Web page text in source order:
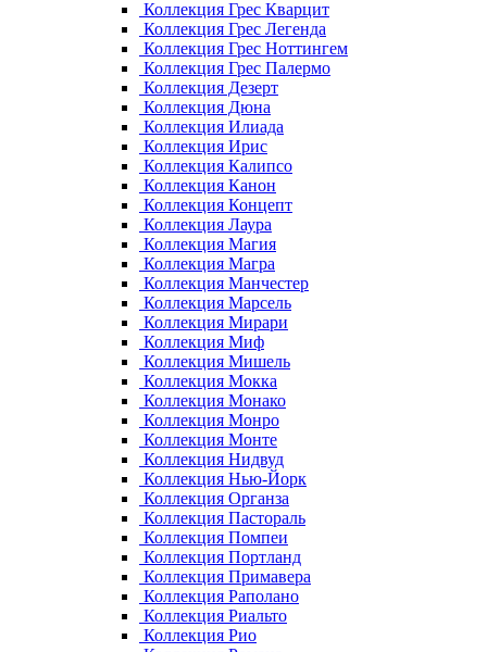
Коллекция Грес Кварцит
Коллекция Грес Легенда
Коллекция Грес Ноттингем
Коллекция Грес Палермо
Коллекция Дезерт
Коллекция Дюна
Коллекция Илиада
Коллекция Ирис
Коллекция Калипсо
Коллекция Канон
Коллекция Концепт
Коллекция Лаура
Коллекция Магия
Коллекция Магра
Коллекция Манчестер
Коллекция Марсель
Коллекция Мирари
Коллекция Миф
Коллекция Мишель
Коллекция Мокка
Коллекция Монако
Коллекция Монро
Коллекция Монте
Коллекция Нидвуд
Коллекция Нью-Йорк
Коллекция Органза
Коллекция Пастораль
Коллекция Помпеи
Коллекция Портланд
Коллекция Примавера
Коллекция Раполано
Коллекция Риальто
Коллекция Рио